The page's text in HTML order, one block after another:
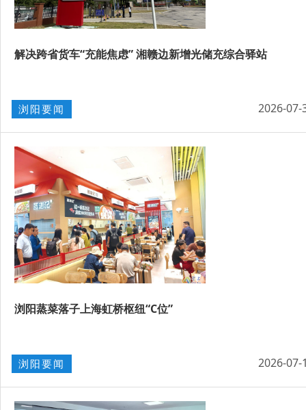
解决跨省货车“充能焦虑” 湘赣边新增光储充综合驿站
浏阳要闻 2026-07-
浏阳蒸菜落子上海虹桥枢纽“C位”
浏阳要闻 2026-07-